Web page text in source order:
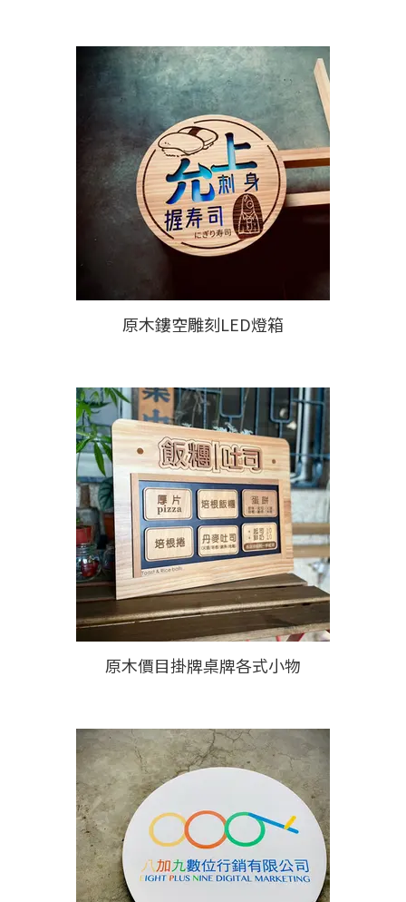
原木鏤空雕刻LED燈箱
原木價目掛牌桌牌各式小物